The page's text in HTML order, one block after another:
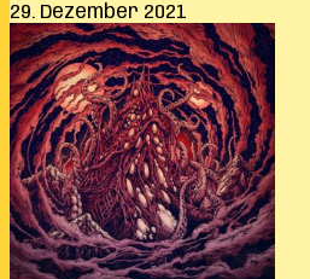
29. Dezember 2021